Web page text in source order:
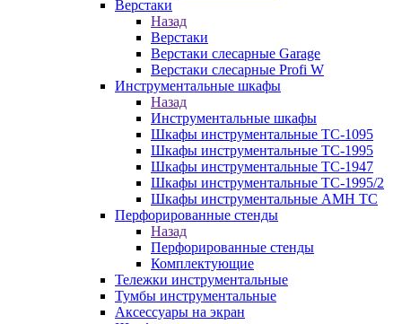
Верстаки
Назад
Верстаки
Верстаки слесарные Garage
Верстаки слесарные Profi W
Инструментальные шкафы
Назад
Инструментальные шкафы
Шкафы инструментальные TC-1095
Шкафы инструментальные TC-1995
Шкафы инструментальные TC-1947
Шкафы инструментальные TC-1995/2
Шкафы инструментальные AMH TC
Перфорированные стенды
Назад
Перфорированные стенды
Комплектующие
Тележки инструментальные
Тумбы инструментальные
Аксессуары на экран